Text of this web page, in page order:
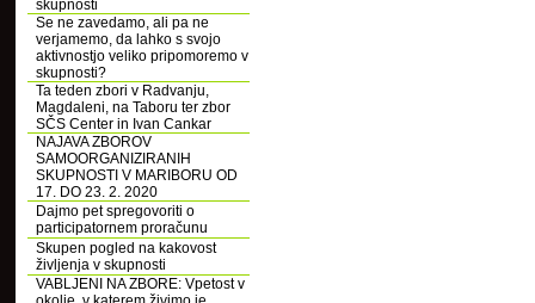
skupnosti
Se ne zavedamo, ali pa ne
verjamemo, da lahko s svojo
aktivnostjo veliko pripomoremo v
skupnosti?
Ta teden zbori v Radvanju,
Magdaleni, na Taboru ter zbor
SČS Center in Ivan Cankar
NAJAVA ZBOROV
SAMOORGANIZIRANIH
SKUPNOSTI V MARIBORU OD
17. DO 23. 2. 2020
Dajmo pet spregovoriti o
participatornem proračunu
Skupen pogled na kakovost
življenja v skupnosti
VABLJENI NA ZBORE: Vpetost v